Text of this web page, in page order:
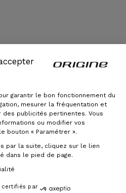
garantir le bon fonctionnement du
mesurer la fréquentation et
publicités pertinentes. Vous
ou modifier vos
bouton « Paramétrer ».
par la suite, cliquez sur le lien
dans le pied de page.
certifiés par
Cycles